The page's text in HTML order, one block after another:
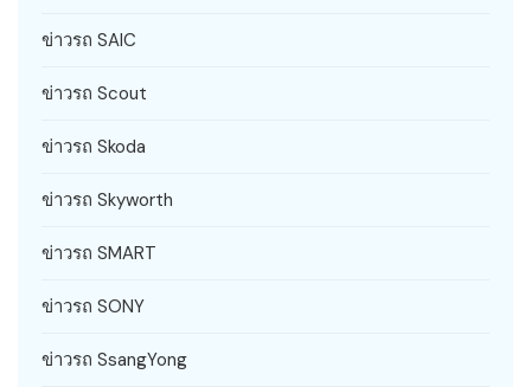
ข่าวรถ SAIC
ข่าวรถ Scout
ข่าวรถ Skoda
ข่าวรถ Skyworth
ข่าวรถ SMART
ข่าวรถ SONY
ข่าวรถ SsangYong